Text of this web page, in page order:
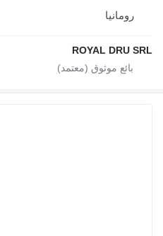
رومانيا
ROYAL DRU SRL